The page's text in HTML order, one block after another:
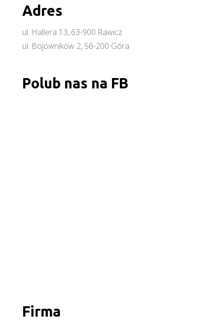
Adres
ul. Hallera 13, 63-900 Rawicz
ul. Bojowników 2, 56-200 Góra
Polub nas na FB
Firma